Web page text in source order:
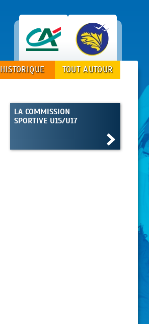
HISTORIQUE TOUT AUTOUR
LA COMMISSION
SPORTIVE U15/U17